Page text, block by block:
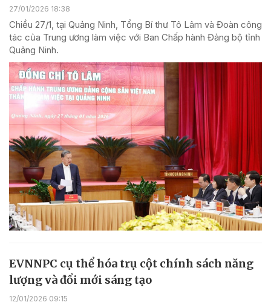
27/01/2026 18:38
Chiều 27/1, tại Quảng Ninh, Tổng Bí thư Tô Lâm và Đoàn công
tác của Trung ương làm việc với Ban Chấp hành Đảng bộ tỉnh
Quảng Ninh.
EVNNPC cụ thể hóa trụ cột chính sách năng
lượng và đổi mới sáng tạo
12/01/2026 09:15